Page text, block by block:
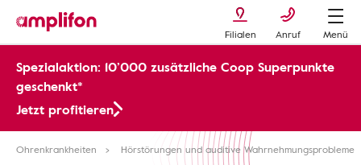
Filialen Anruf Menü
Spezialaktion: 10’000 zusätzliche Coop Superpunkte
geschenkt*
Jetzt profitieren
Ohrenkrankheiten Hörstörungen und auditive Wahrnehmungsprobleme